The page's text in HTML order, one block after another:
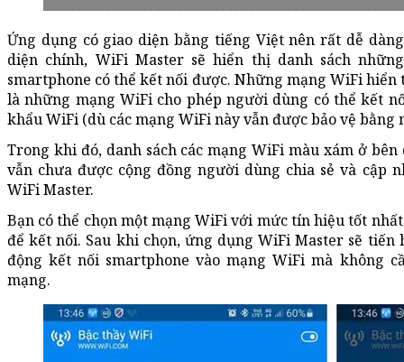
Ứng dụng có giao diện bằng tiếng Việt nên rất dễ
diện chính, WiFi Master sẽ hiển thị danh sách
smartphone có thể kết nối được. Những mạng WiFi
là những mạng WiFi cho phép người dùng có thể kết
khẩu WiFi (dù các mạng WiFi này vẫn được bảo vệ bằng
Trong khi đó, danh sách các mạng WiFi màu xám ở
vẫn chưa được cộng đồng người dùng chia sẻ và cập
WiFi Master.
Bạn có thể chọn một mạng WiFi với mức tín hiệu tốt
để kết nối. Sau khi chọn, ứng dụng WiFi Master sẽ
động kết nối smartphone vào mạng WiFi mà không
mạng.